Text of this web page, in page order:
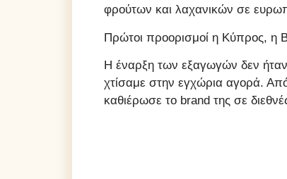
φρούτων και λαχανικών σε
Πρώτοι προορισμοί η Κύπρος, η
Η έναρξη των εξαγωγών δεν ήταν
χτίσαμε στην εγχώρια αγορά.
καθιέρωσε το brand της σε